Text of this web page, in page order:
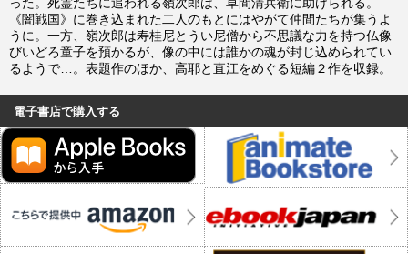
った。死霊たちに追われる嶺次郎は、草間清兵衛に助けられる。
《闇戦国》に巻き込まれた二人のもとにはやがて仲間たちが集うよ
うに。一方、嶺次郎は寿桂尼とうい尼僧から不思議な力を持つ仏像
びいどろ童子を預かるが、像の中には誰かの魂が封じ込められてい
るようで…。表題作のほか、高耶と直江をめぐる短編２作を収録。
電子書店で購入する